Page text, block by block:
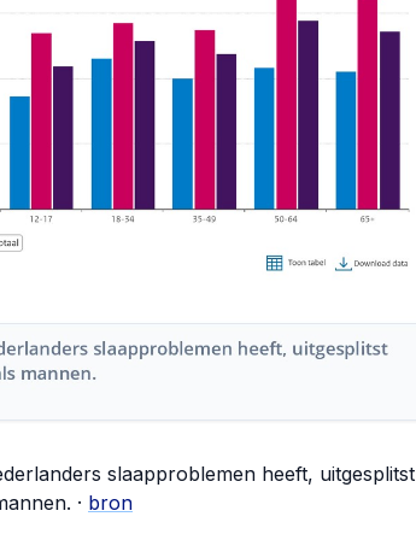
slaapproblemen heeft,
· bron